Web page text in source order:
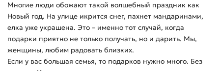
Многие люди обожают такой волшебный праздник как
Новый год. На улице икрится снег, пахнет мандаринами,
елка уже украшена. Это – именно тот случай, когда
подарки приятно не только получать, но и дарить. Мы,
женщины, любим радовать близких.
Если у вас большая семья, то подарков нужно много. Без